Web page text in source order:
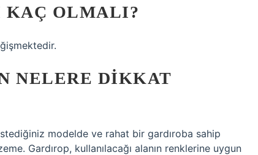
KAÇ OLMALI?
NELERE DIKKAT
modelde ve rahat bir gardıroba sahip
Gardırop, kullanılacağı alanın renklerine uygun